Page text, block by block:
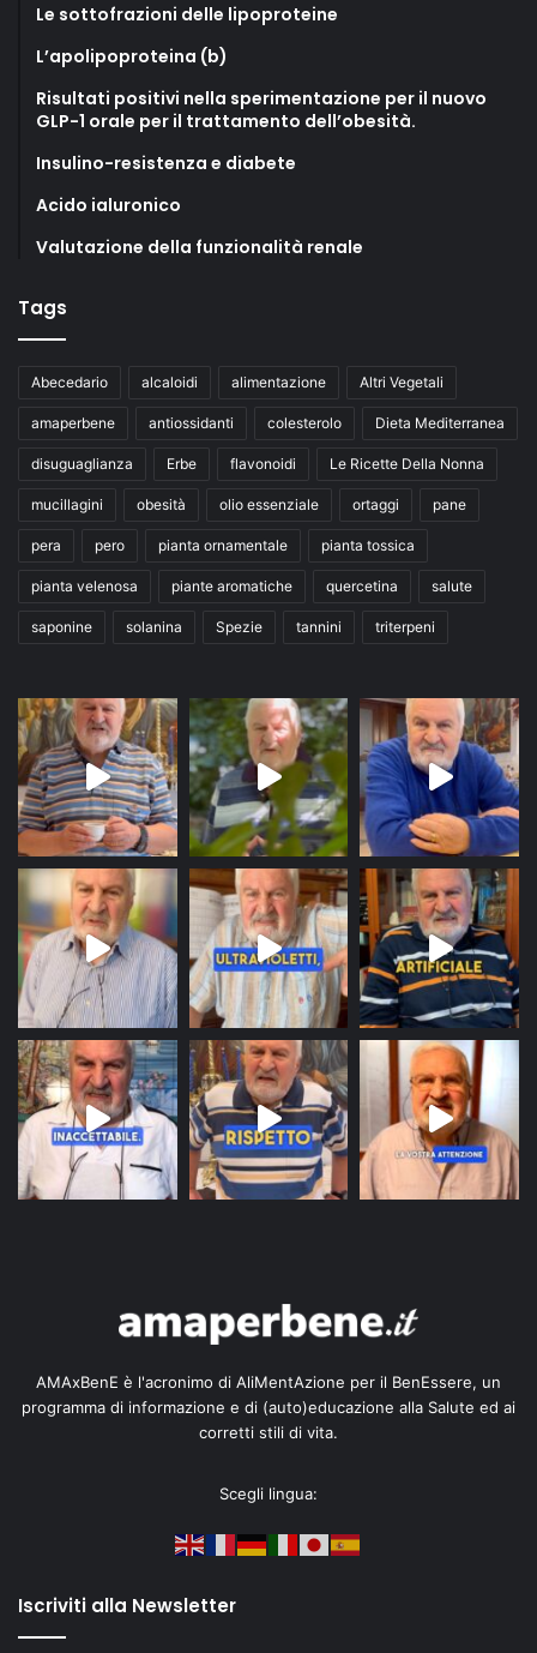
Le sottofrazioni delle lipoproteine
L’apolipoproteina (b)
Risultati positivi nella sperimentazione per il nuovo
GLP-1 orale per il trattamento dell’obesità.
Insulino-resistenza e diabete
Acido ialuronico
Valutazione della funzionalità renale
Tags
Abecedario alcaloidi alimentazione Altri Vegetali
amaperbene antiossidanti colesterolo Dieta Mediterranea
disuguaglianza Erbe flavonoidi Le Ricette Della Nonna
mucillagini obesità olio essenziale ortaggi pane
pera pero pianta ornamentale pianta tossica
pianta velenosa piante aromatiche quercetina salute
saponine solanina Spezie tannini triterpeni
AMAxBenE è l'acronimo di AliMentAzione per il BenEssere, un
programma di informazione e di (auto)educazione alla Salute ed ai
corretti stili di vita.
Scegli lingua:
Iscriviti alla Newsletter